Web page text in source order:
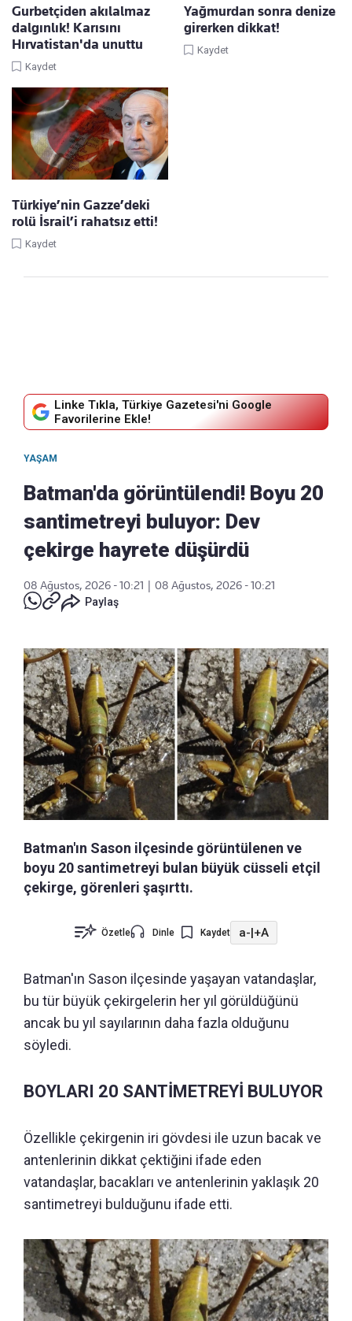
Gurbetçiden akılalmaz
dalgınlık! Karısını
Hırvatistan'da unuttu
Kaydet
Yağmurdan sonra denize
girerken dikkat!
Kaydet
Türkiye’nin Gazze’deki
rolü İsrail’i rahatsız etti!
Kaydet
Linke Tıkla, Türkiye Gazetesi'ni Google
Favorilerine Ekle!
YAŞAM
Batman'da görüntülendi! Boyu 20
santimetreyi buluyor: Dev
çekirge hayrete düşürdü
08 Ağustos, 2026 - 10:21
08 Ağustos, 2026 - 10:21
Paylaş
Batman'ın Sason ilçesinde görüntülenen ve
boyu 20 santimetreyi bulan büyük cüsseli etçil
çekirge, görenleri şaşırttı.
Özetle Dinle Kaydet a-|+A
Batman'ın Sason ilçesinde yaşayan vatandaşlar,
bu tür büyük çekirgelerin her yıl görüldüğünü
ancak bu yıl sayılarının daha fazla olduğunu
söyledi.
BOYLARI 20 SANTİMETREYİ BULUYOR
Özellikle çekirgenin iri gövdesi ile uzun bacak ve
antenlerinin dikkat çektiğini ifade eden
vatandaşlar, bacakları ve antenlerinin yaklaşık 20
santimetreyi bulduğunu ifade etti.